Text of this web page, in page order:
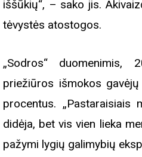
iššūkių“, – sako jis.
tėvystės atostogos.
„Sodros“ duomenimis,
priežiūros išmokos
procentus. „Pastaraisiais
didėja, bet vis vien lieka
pažymi lygių galimybių